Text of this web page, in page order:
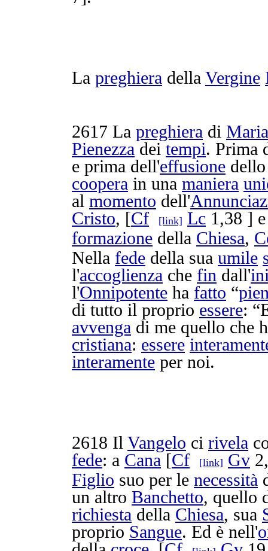
La preghiera della Vergine
2617 La preghiera di Maria
Pienezza dei tempi. Prima
e prima dell'effusione
coopera in una maniera
al momento dell'
Cristo, [Cf [link] Lc 1,38 ]
formazione della Chiesa,
Nella fede della sua umile
l'accoglienza che fin dall'
l'Onnipotente ha fatto “
di tutto il proprio essere:
avvenga di me quello che
cristiana: essere
interamente per noi.
2618 Il Vangelo ci rivela
fede: a Cana [Cf [link] Gv
Figlio suo per le necessità
un altro Banchetto, quello
richiesta della Chiesa, sua
proprio Sangue. Ed è nell'